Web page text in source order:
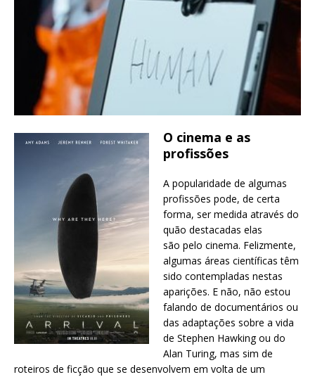
O cinema e as
profissões
A popularidade de algumas
profissões pode, de certa
forma, ser medida através do
quão destacadas elas
são pelo cinema. Felizmente,
algumas áreas científicas têm
sido contempladas nestas
aparições. E não, não estou
falando de documentários ou
das adaptações sobre a vida
de Stephen Hawking ou do
Alan Turing, mas sim de
roteiros de ficção que se desenvolvem em volta de um